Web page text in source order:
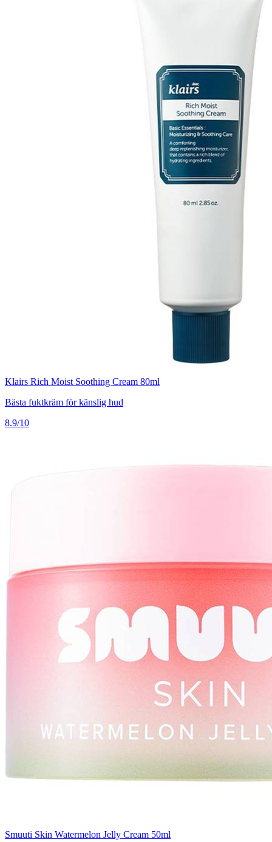
Klairs Rich Moist Soothing Cream 80ml
Bästa fuktkräm för känslig hud
8.9/10
Smuuti Skin Watermelon Jelly Cream 50ml